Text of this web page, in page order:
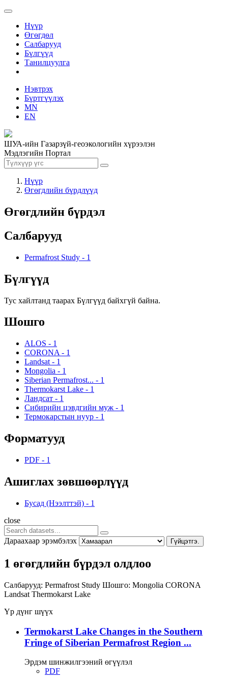
Нүүр
Өгөгдөл
Салбарууд
Бүлгүүд
Танилцуулга
Нэвтрэх
Бүртгүүлэх
MN
EN
ШУА-ийн Газарзүй-геоэкологийн хүрээлэн
Мэдлэгийн Портал
Нүүр
Өгөгдлийн бүрдлүүд
Өгөгдлийн бүрдэл
Салбарууд
Permafrost Study - 1
Бүлгүүд
Тус хайлтанд таарах Бүлгүүд байхгүй байна.
Шошго
ALOS - 1
CORONA - 1
Landsat - 1
Mongolia - 1
Siberian Permafrost... - 1
Thermokarst Lake - 1
Ландсат - 1
Сибирийн цэвдгийн муж - 1
Термокарстын нуур - 1
Форматууд
PDF - 1
Ашиглах зөвшөөрлүүд
Бусад (Нээлттэй) - 1
close
Дараахаар эрэмбэлэх Гүйцэтгэ.
1 өгөгдлийн бүрдэл олдлоо
Салбарууд: Permafrost Study Шошго: Mongolia CORONA
Landsat Thermokarst Lake
Үр дүнг шүүх
Termokarst Lake Changes in the Southern
Fringe of Siberian Permafrost Region ...
Эрдэм шинжилгээний өгүүлэл
PDF